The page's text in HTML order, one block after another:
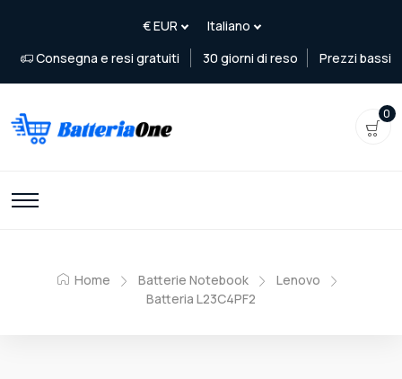
Consegna e resi gratuiti 30 giorni di reso Prezzi bassi
0
Home Batterie Notebook
Lenovo
Batteria L23C4PF2